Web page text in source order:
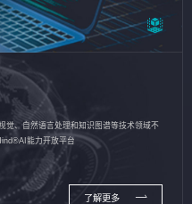
觉、自然语言处理和知识图谱等技术领域不
能力开放平台
了解更多